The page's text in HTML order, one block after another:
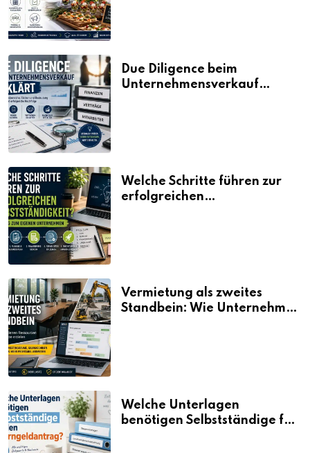
Due Diligence beim
Unternehmensverkauf
Welche Schritte führen zur
erfolgreichen
Vermietung als zweites
Standbein: Wie Unternehmen
Welche Unterlagen
benötigen Selbstständige für